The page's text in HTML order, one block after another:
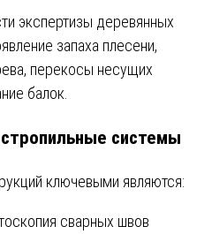
экспертизы деревянных
запаха плесени,
перекосы несущих
балок.
системы
ключевыми являются:
сварных швов